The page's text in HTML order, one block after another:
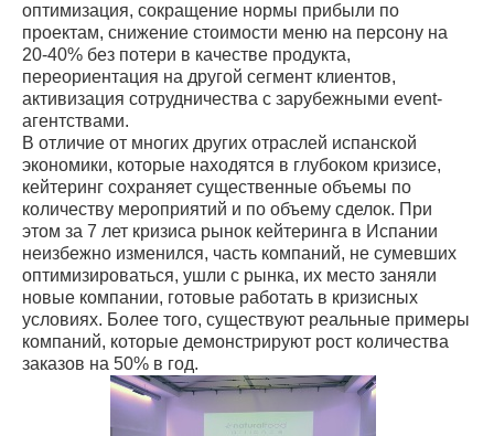
оптимизация, сокращение нормы прибыли по
проектам, снижение стоимости меню на персону на
20-40% без потери в качестве продукта,
переориентация на другой сегмент клиентов,
активизация сотрудничества с зарубежными event-
агентствами.
В отличие от многих других отраслей испанской
экономики, которые находятся в глубоком кризисе,
кейтеринг сохраняет существенные объемы по
количеству мероприятий и по объему сделок. При
этом за 7 лет кризиса рынок кейтеринга в Испании
неизбежно изменился, часть компаний, не сумевших
оптимизироваться, ушли с рынка, их место заняли
новые компании, готовые работать в кризисных
условиях. Более того, существуют реальные примеры
компаний, которые демонстрируют рост количества
заказов на 50% в год.